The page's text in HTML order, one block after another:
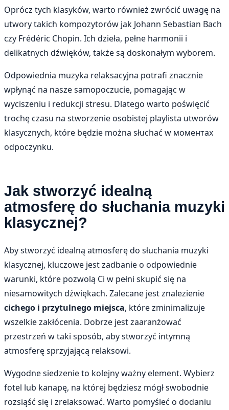
Oprócz tych klasyków, warto również zwrócić uwagę na
utwory takich kompozytorów jak Johann Sebastian Bach
czy Frédéric Chopin. Ich dzieła, pełne harmonii i
delikatnych dźwięków, także są doskonałym wyborem.
Odpowiednia muzyka relaksacyjna potrafi znacznie
wpłynąć na nasze samopoczucie, pomagając w
wyciszeniu i redukcji stresu. Dlatego warto poświęcić
trochę czasu na stworzenie osobistej playlista utworów
klasycznych, które będzie można słuchać w моментах
odpoczynku.
Jak stworzyć idealną
atmosferę do słuchania muzyki
klasycznej?
Aby stworzyć idealną atmosferę do słuchania muzyki
klasycznej, kluczowe jest zadbanie o odpowiednie
warunki, które pozwolą Ci w pełni skupić się na
niesamowitych dźwiękach. Zalecane jest znalezienie
cichego i przytulnego miejsca, które zminimalizuje
wszelkie zakłócenia. Dobrze jest zaaranżować
przestrzeń w taki sposób, aby stworzyć intymną
atmosferę sprzyjającą relaksowi.
Wygodne siedzenie to kolejny ważny element. Wybierz
fotel lub kanapę, na której będziesz mógł swobodnie
rozsiąść się i zrelaksować. Warto pomyśleć o dodaniu